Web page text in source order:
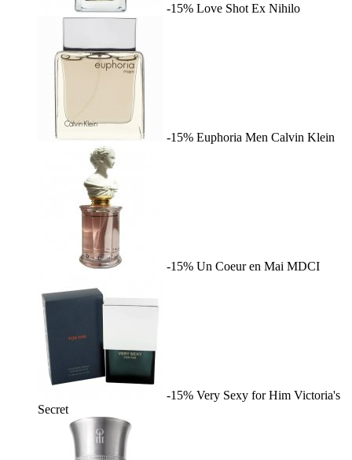
-15% Love Shot Ex Nihilo
-15% Euphoria Men Calvin Klein
-15% Un Coeur en Mai MDCI
-15% Very Sexy for Him Victoria's
Secret